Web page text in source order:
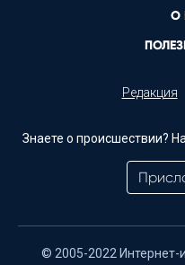
О
Редакция
Знаете о происшествии?
© 2005-2022